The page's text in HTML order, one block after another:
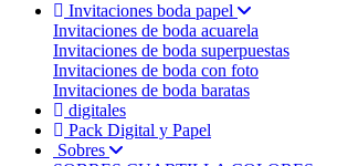
Invitaciones boda papel
Invitaciones de boda acuarela
Invitaciones de boda superpuestas
Invitaciones de boda con foto
Invitaciones de boda baratas
digitales
Pack Digital y Papel
Sobres